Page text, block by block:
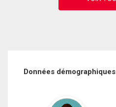
Données démographiques